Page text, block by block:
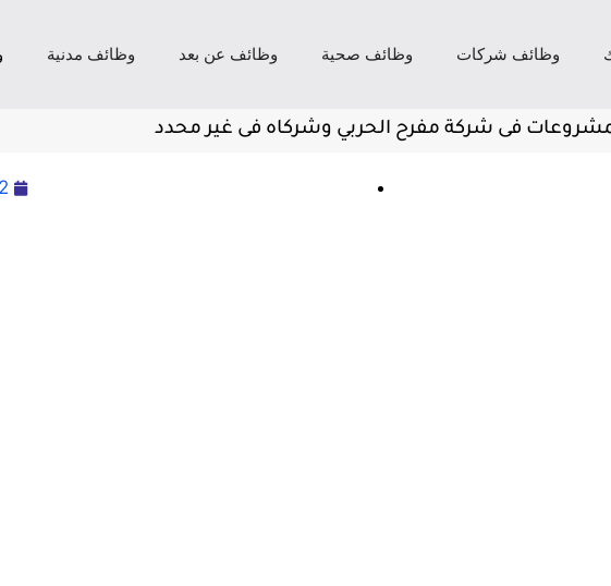
وظائف شركات وظائف صحية وظائف عن بعد وظائف مدنية
فى شركة مفرح الحربي وشركاه فى غير محدد